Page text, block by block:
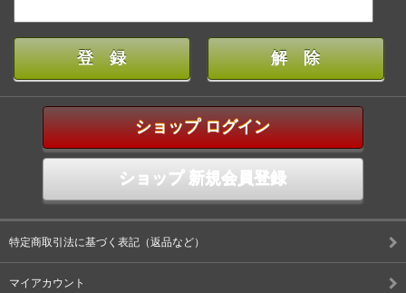
ショップ ログイン
ショップ 新規会員登録
特定商取引法に基づく表記（返品など）
マイアカウント